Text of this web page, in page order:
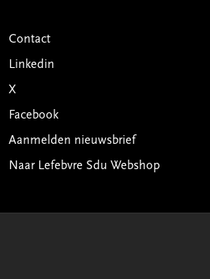
Contact
Linkedin
X
Facebook
Aanmelden nieuwsbrief
Naar Lefebvre Sdu Webshop